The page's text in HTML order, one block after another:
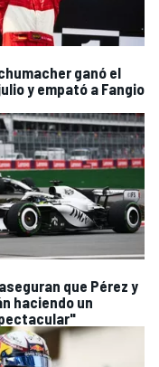
ganó el
y empató a Fangio
que Pérez y
haciendo un